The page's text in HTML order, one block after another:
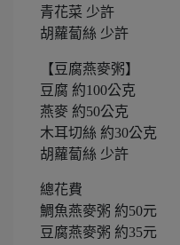
青花菜 少許
胡蘿蔔絲 少許
【豆腐燕麥粥】
豆腐 約100公克
燕麥 約50公克
木耳切絲 約30公克
胡蘿蔔絲 少許
總花費
鯛魚燕麥粥 約50元
豆腐燕麥粥 約35元